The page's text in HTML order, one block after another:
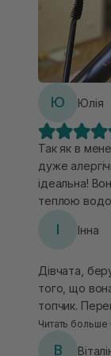
теплою водою. Проте у мене вона все ж
осипається,
чорних
для макіяжу.
Ю Юлія
Так як в
дуже
ідеальна!
теплою
І Інна
Дівчата,
того, що
топчик.
Tilbury і так далі. Вона не
Читать больше
В